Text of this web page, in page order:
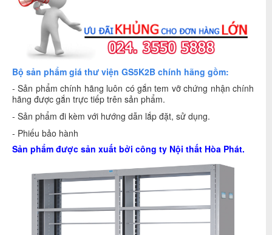
Bộ sản phẩm giá thư viện GS5K2B chính hãng gồm:
- Sản phẩm chính hãng luôn có gắn tem vỡ chứng nhận chính
hãng được gắn trực tiếp trên sản phẩm.
- Sản phẩm đi kèm với hướng dẫn lắp đặt, sử dụng.
- Phiếu bảo hành
Sản phẩm được sản xuất bởi công ty Nội thất Hòa Phát.